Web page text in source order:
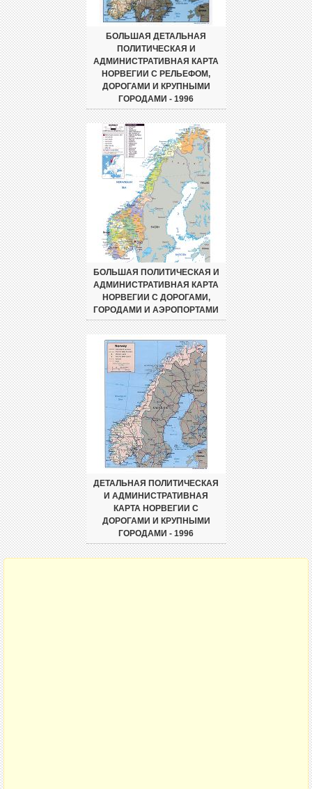
БОЛЬШАЯ ДЕТАЛЬНАЯ
ПОЛИТИЧЕСКАЯ И
АДМИНИСТРАТИВНАЯ КАРТА
НОРВЕГИИ С РЕЛЬЕФОМ,
ДОРОГАМИ И КРУПНЫМИ
ГОРОДАМИ - 1996
БОЛЬШАЯ ПОЛИТИЧЕСКАЯ И
АДМИНИСТРАТИВНАЯ КАРТА
НОРВЕГИИ С ДОРОГАМИ,
ГОРОДАМИ И АЭРОПОРТАМИ
ДЕТАЛЬНАЯ ПОЛИТИЧЕСКАЯ
И АДМИНИСТРАТИВНАЯ
КАРТА НОРВЕГИИ С
ДОРОГАМИ И КРУПНЫМИ
ГОРОДАМИ - 1996